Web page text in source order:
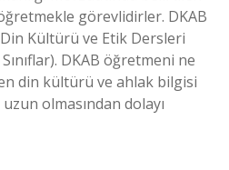
görevlidirler. DKAB
Kültürü ve Etik Dersleri
DKAB öğretmeni ne
din kültürü ve ahlak bilgisi
olmasından dolayı